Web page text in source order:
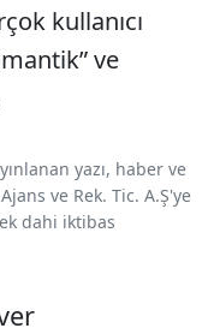
kullanıcı
ve
yazı, haber ve
ve Rek. Tic. A.Ş'ye
dahi iktibas